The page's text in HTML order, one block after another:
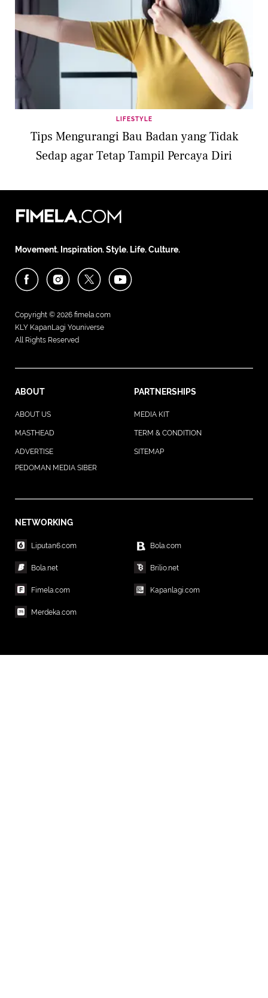
LIFESTYLE
Tips Mengurangi Bau Badan yang Tidak
Sedap agar Tetap Tampil Percaya Diri
Movement. Inspiration. Style. Life. Culture.
Copyright © 2026 fimela.com
KLY KapanLagi Youniverse
All Rights Reserved
ABOUT PARTNERSHIPS
ABOUT US MEDIA KIT
MASTHEAD TERM & CONDITION
ADVERTISE
SITEMAP
PEDOMAN MEDIA SIBER
NETWORKING
Liputan6.com Bola.com
Bola.net Brilio.net
Fimela.com Kapanlagi.com
Merdeka.com